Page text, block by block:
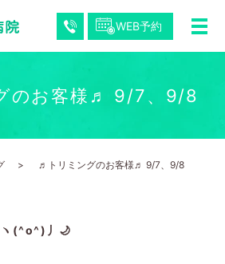
WEB予約
のお客様♬ 9/7、9/8
♬トリミングのお客様♬ 9/7、9/8
ヽ(^o^)丿🌙